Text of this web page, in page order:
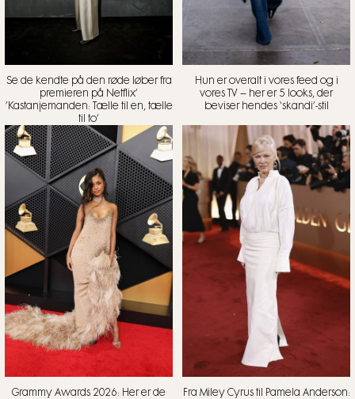
Se de kendte på den røde løber fra
premieren på Netflix’
’Kastanjemanden: Tælle til en, tælle
til to’
Hun er overalt i vores feed og i
vores TV – her er 5 looks, der
beviser hendes ‘skandi’-stil
Grammy Awards 2026: Her er de
Fra Miley Cyrus til Pamela Anderson: